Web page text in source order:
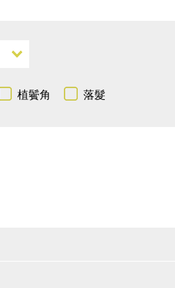
植鬢角 落髮